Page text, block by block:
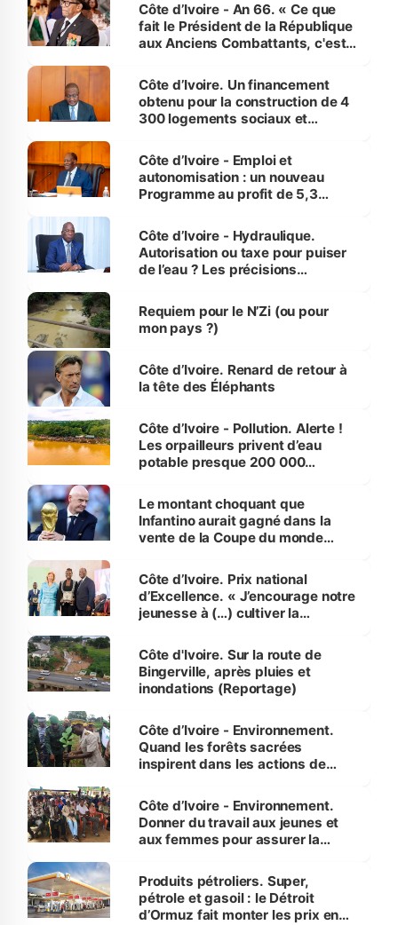
Côte d’Ivoire - An 66. « Ce que
fait le Président de la République
aux Anciens Combattants, c'est
Côte d’Ivoire. Un financement
obtenu pour la construction de 4
300 logements sociaux et
et Yamoussoukro
Côte d’Ivoire - Emploi et
autonomisation : un nouveau
Programme au profit de 5,3
Côte d’Ivoire - Hydraulique.
Autorisation ou taxe pour puiser
de l’eau ? Les précisions
Requiem pour le N’Zi (ou pour
mon pays ?)
Côte d’Ivoire. Renard de retour à
la tête des Éléphants
Côte d’Ivoire - Pollution. Alerte !
Les orpailleurs privent d’eau
potable presque 200 000
Le montant choquant que
Infantino aurait gagné dans la
vente de la Coupe du monde
Côte d’Ivoire. Prix national
d’Excellence. « J’encourage notre
jeunesse à (…) cultiver la
(Alassane Ouattara
Côte d'Ivoire. Sur la route de
Bingerville, après pluies et
inondations (Reportage)
Côte d’Ivoire - Environnement.
Quand les forêts sacrées
inspirent dans les actions de
Côte d’Ivoire - Environnement.
Donner du travail aux jeunes et
aux femmes pour assurer la
menacées
Produits pétroliers. Super,
pétrole et gasoil : le Détroit
d’Ormuz fait monter les prix en